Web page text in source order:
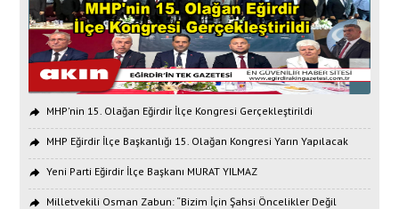
MHP'nin 15. Olağan Eğirdir İlçe Kongresi Gerçekleştirildi
MHP Eğirdir İlçe Başkanlığı 15. Olağan Kongresi Yarın Yapılacak
Yeni Parti Eğirdir İlçe Başkanı MURAT YILMAZ
Milletvekili Osman Zabun: “Bizim İçin Şahsi Öncelikler Değil